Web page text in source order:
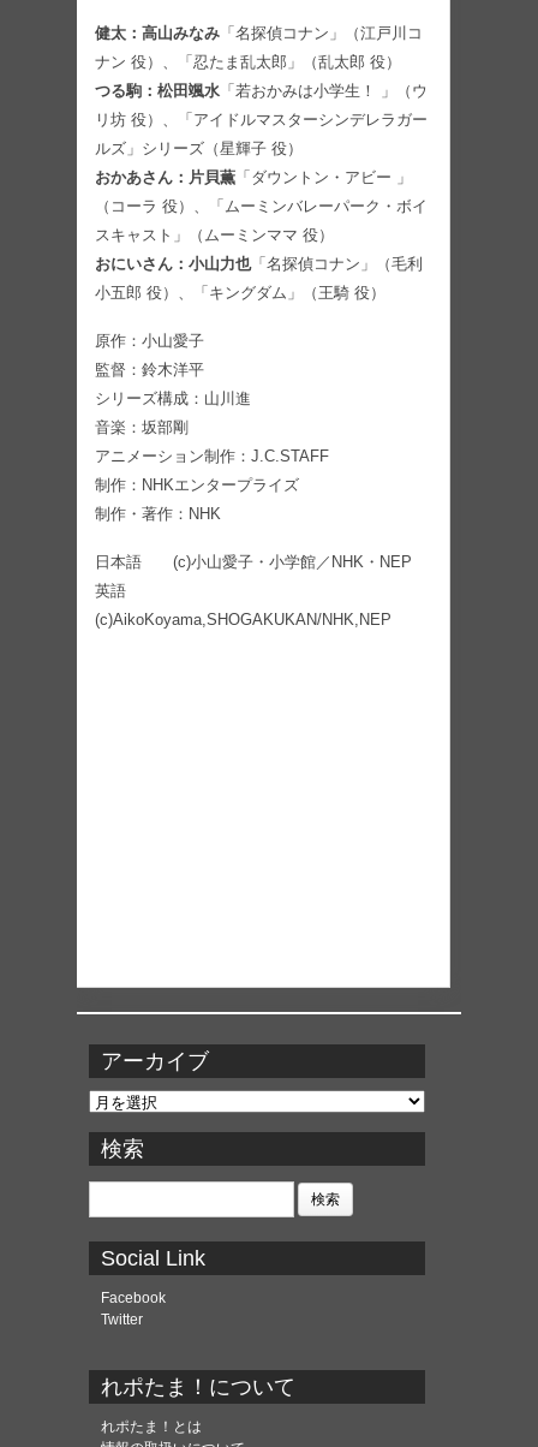
健太：高山みなみ 「名探偵コナン」（江戸川コ
ナン 役）、「忍たま乱太郎」（乱太郎 役）
つる駒：松田颯水 「若おかみは小学生！ 」（ウ
リ坊 役）、「アイドルマスターシンデレラガー
ルズ」シリーズ（星輝子 役）
おかあさん：片貝薫 「ダウントン・アビー 」
（コーラ 役）、「ムーミンバレーパーク・ボイ
スキャスト」（ムーミンママ 役）
おにいさん：小山力也「名探偵コナン」（毛利
小五郎 役）、「キングダム」（王騎 役）
原作：小山愛子
監督：鈴木洋平
シリーズ構成：山川進
音楽：坂部剛
アニメーション制作：J.C.STAFF
制作：NHKエンタープライズ
制作・著作：NHK
日本語 (c)小山愛子・小学館／NHK・NEP
英語
(c)AikoKoyama,SHOGAKUKAN/NHK,NEP
アーカイブ
ア
カ
イ
ブ
検索
検
Social Link
Facebook
Twitter
れポたま！について
れポたま！とは